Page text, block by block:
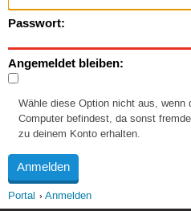
Passwort:
Angemeldet bleiben:
Wähle diese Option nicht aus, wenn
Computer befindest, da sonst
zu deinem Konto erhalten.
Portal Anmelden